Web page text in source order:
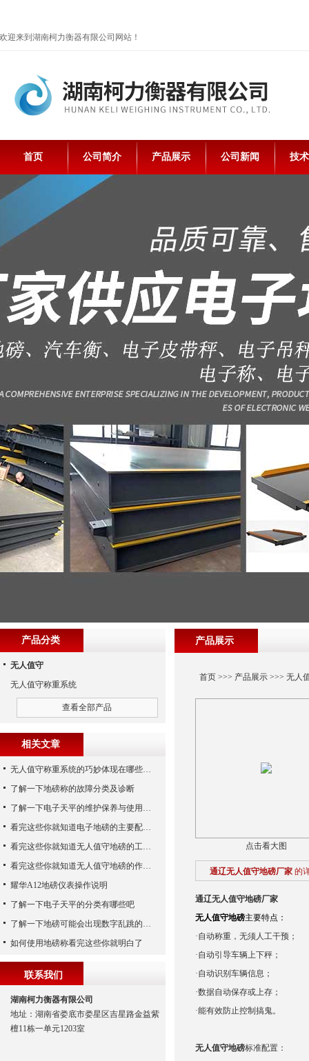
欢迎来到湖南柯力衡器有限公司网站！
首页 公司简介 产品展示 公司新闻 技
产品展示
首页>>> 产品展示>>> 无人
点击看大图
通辽无人值守地磅厂家 的
通辽无人值守地磅厂家
无人值守地磅主要特点：
·自动称重，无须人工干预；
·自动引导车辆上下秤；
·自动识别车辆信息；
·数据自动保存或上存；
·能有效防止控制搞鬼。
无人值守地磅标准配置：
产品分类
无人值守
无人值守称重系统
查看全部产品
相关文章
无人值守称重系统的巧妙体现在哪些方面呢？
了解一下地磅称的故障分类及诊断
了解一下电子天平的维护保养与使用注意事项
看完这些你就知道电子地磅的主要配置是什么了
看完这些你就知道无人值守地磅的工作步骤了
看完这些你就知道无人值守地磅的作用了
耀华A12地磅仪表操作说明
了解一下电子天平的分类有哪些吧
了解一下地磅可能会出现数字乱跳的原因
如何使用地磅称看完这些你就明白了
联系我们
湖南柯力衡器有限公司
地址：湖南省娄底市娄星区吉星路金益紫
檀11栋一单元1203室